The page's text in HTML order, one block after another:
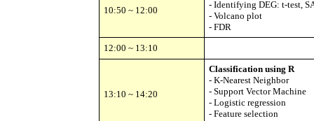
10:50 ~ 12:00
- Identifying DEG: t-test,
- Volcano plot
- FDR
12:00 ~ 13:10
13:10 ~ 14:20
Classification using R
- K-Nearest Neighbor
- Support Vector Machine
- Logistic regression
- Feature selection